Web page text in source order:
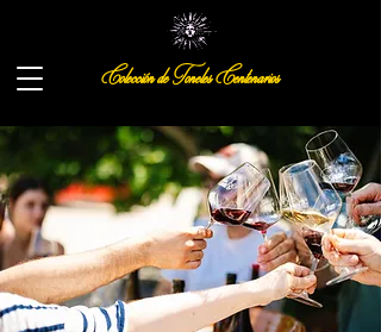
Colección de Toneles Centenarios